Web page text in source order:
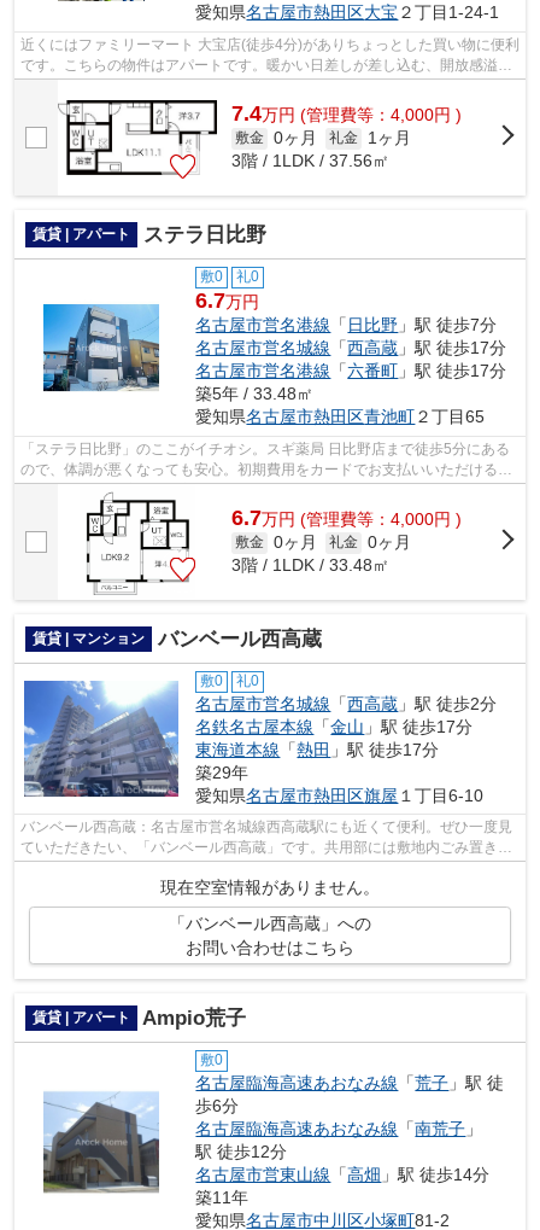
愛知県名古屋市熱田区大宝 ２丁目1-24-1
近くにはファミリーマート 大宝店(徒歩4分)がありちょっとした買い物に便利
です。こちらの物件はアパートです。暖かい日差しが差し込む、開放感溢れ
7.4万円 (管理費等：4,000円 )
敷金 0ヶ月 礼金
1ヶ月
3階 / 1LDK / 37.56㎡
賃貸 | アパート ステラ日比野
敷0 礼0
6.7万円
名古屋市営名港線 「 日比野 」駅 徒歩7分
名古屋市営名城線 「西高蔵 」駅 徒歩17分
名古屋市営名港線 「六番町 」駅 徒歩17分
築5年 / 33.48㎡
愛知県名古屋市熱田区青池町２丁目65
「ステラ日比野」のここがイチオシ。スギ薬局 日比野店まで徒歩5分にある
ので、体調が悪くなっても安心。初期費用をカードでお支払いいただけるの
で、カードで決済したい方にもおすす...
6.7万円 (管理費等：4,000円 )
敷金 0ヶ月 礼金 0ヶ月
3階 / 1LDK / 33.48㎡
賃貸 | マンション バンベール西高蔵
敷0 礼0
名古屋市営名城線 「西高蔵 」駅 徒歩2分
名鉄名古屋本線 「金山 」駅 徒歩17分
東海道本線 「熱田 」駅 徒歩17分
築29年
愛知県名古屋市熱田区旗屋 １丁目6-10
バンベール西高蔵：名古屋市営名城線西高蔵駅にも近くて便利。ぜひ一度見
ていただきたい、「バンベール西高蔵」です。共用部には敷地内ごみ置き
現在空室情報がありません。
「バンベール西高蔵」への
お問い合わせはこちら
賃貸 | アパート Ampio荒子
敷0
名古屋臨海高速あおなみ線 「荒子 」駅 徒
歩6分
名古屋臨海高速あおなみ線 「南荒子 」
駅 徒歩12分
名古屋市営東山線 「高畑 」駅 徒歩14分
築11年
愛知県名古屋市中川区小塚町81-2